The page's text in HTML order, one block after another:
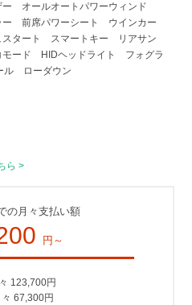
オールオートパワーウィンド
ー 前席パワーシート ウインカー
スタート スマートキー リアサン
ード HIDヘッドライト フォグラ
ル ローダウン
ら >
の月々支払い額
円～
123,700円
67,300円